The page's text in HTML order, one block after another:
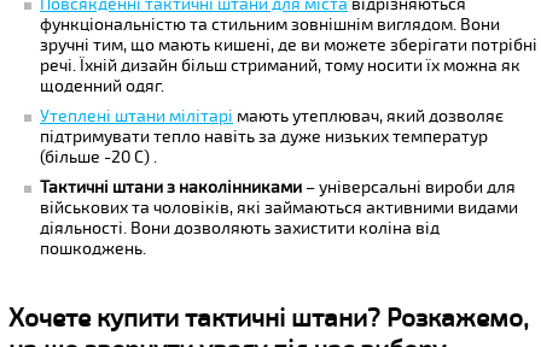
Повсякденні тактичні штани для міста відрізняються
функціональністю та стильним зовнішнім виглядом. Вони
зручні тим, що мають кишені, де ви можете зберігати потрібні
речі. Їхній дизайн більш стриманий, тому носити їх можна як
щоденний одяг.
Утеплені штани мілітарі мають утеплювач, який дозволяє
підтримувати тепло навіть за дуже низьких температур
(більше -20 С) .
Тактичні штани з наколінниками – універсальні вироби для
військових та чоловіків, які займаються активними видами
діяльності. Вони дозволяють захистити коліна від
пошкоджень.
Хочете купити тактичні штани? Розкажемо,